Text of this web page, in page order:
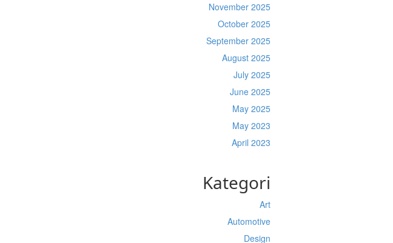
November 2025
October 2025
September 2025
August 2025
July 2025
June 2025
May 2025
May 2023
April 2023
Kategori
Art
Automotive
Design